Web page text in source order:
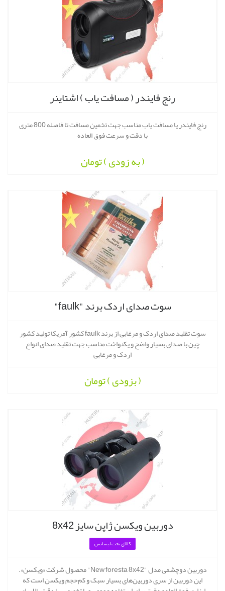
رنج فایندر ( مسافت یاب ) اشتاینر
رنج فایندر یا مسافت یاب مناسب جهت تخمین مسافت تا فاصله 800 متری
با دقت و سرعت فوق العاده
( به زودی )تومان
سوت صدای اردک برند "faulk"
سوت تقلید صدای اردک و مرغابی از برند faulk کشور آمریکا تولید کشور
چین با صدای بسیار واضح و یکنواخت مناسب جهت تقلید صدای انواع
اردک و مرغابی
( بزودی )تومان
دوربین ویکسن ژاپن سایز 8x42
کالای تحت لیسانس
دوربین دوچشمی مدل "New foresta 8x42" محصول شرکت «ویکسن».
این دوربین از سری دوربین‌های بسیار سبک و کم‌حجم ویکسن است که